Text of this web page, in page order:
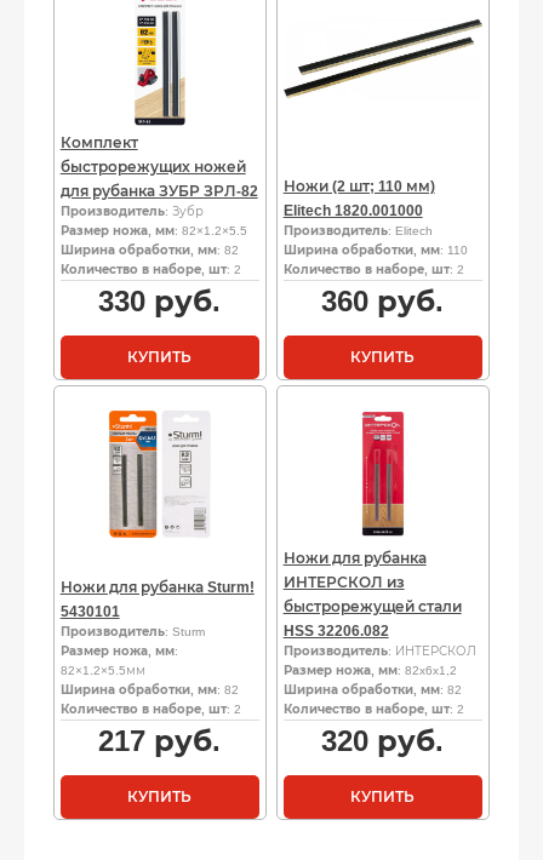
Комплект
быстрорежущих ножей
для рубанка ЗУБР ЗРЛ-82
Производитель: Зубр
Размер ножа, мм: 82×1.2×5.5
Ширина обработки, мм: 82
Количество в наборе, шт: 2
330 руб.
КУПИТЬ
Ножи (2 шт; 110 мм)
Elitech 1820.001000
Производитель: Elitech
Ширина обработки, мм: 110
Количество в наборе, шт: 2
360 руб.
КУПИТЬ
Ножи для рубанка Sturm!
5430101
Производитель: Sturm
Размер ножа, мм:
82×1.2×5.5мм
Ширина обработки, мм: 82
Количество в наборе, шт: 2
217 руб.
КУПИТЬ
Ножи для рубанка
ИНТЕРСКОЛ из
быстрорежущей стали
HSS 32206.082
Производитель: ИНТЕРСКОЛ
Размер ножа, мм: 82x6x1,2
Ширина обработки, мм: 82
Количество в наборе, шт: 2
320 руб.
КУПИТЬ